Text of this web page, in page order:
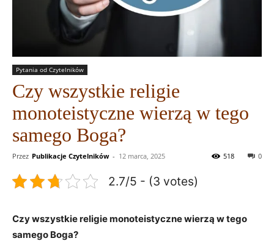
Pytania od Czytelników
Czy wszystkie religie
monoteistyczne wierzą w tego
samego Boga?
Przez Publikacje Czytelników - 12 marca, 2025 0
518
2.7/5 - (3 votes)
Czy wszystkie religie‌ monoteistyczne wierzą w tego
samego Boga?